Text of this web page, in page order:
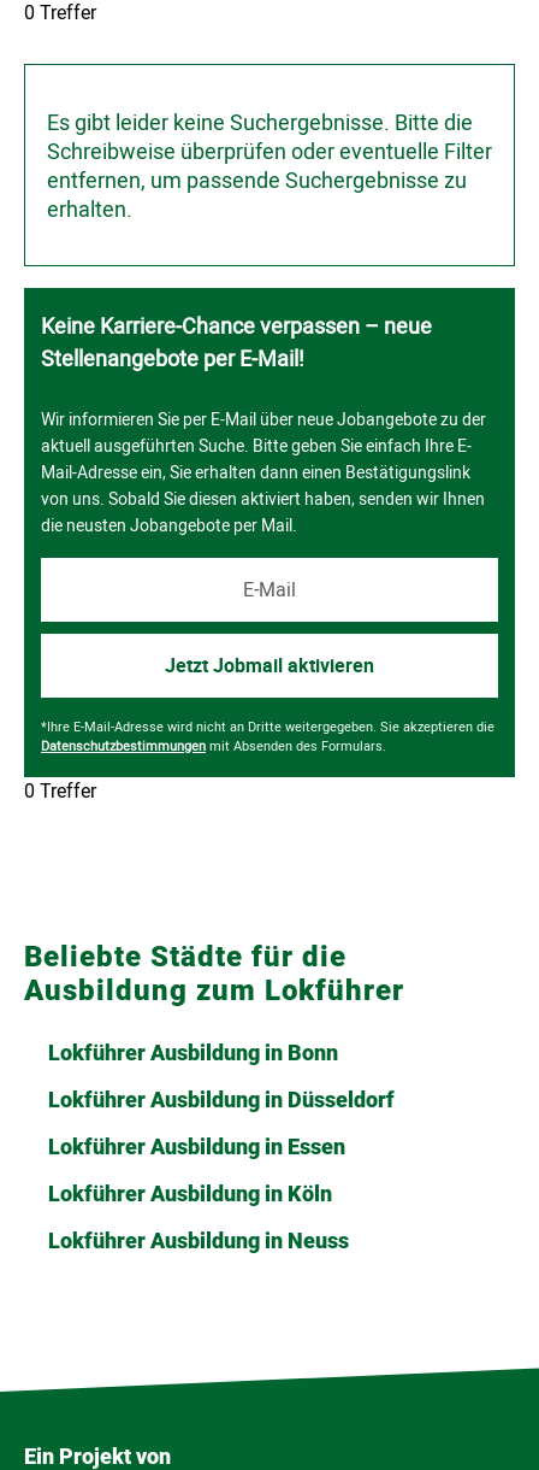
Beliebte Städte für die
Ausbildung zum Lokführer
Lokführer Ausbildung in Bonn
Lokführer Ausbildung in Düsseldorf
Lokführer Ausbildung in Essen
Lokführer Ausbildung in Köln
Lokführer Ausbildung in Neuss
Ein Projekt von